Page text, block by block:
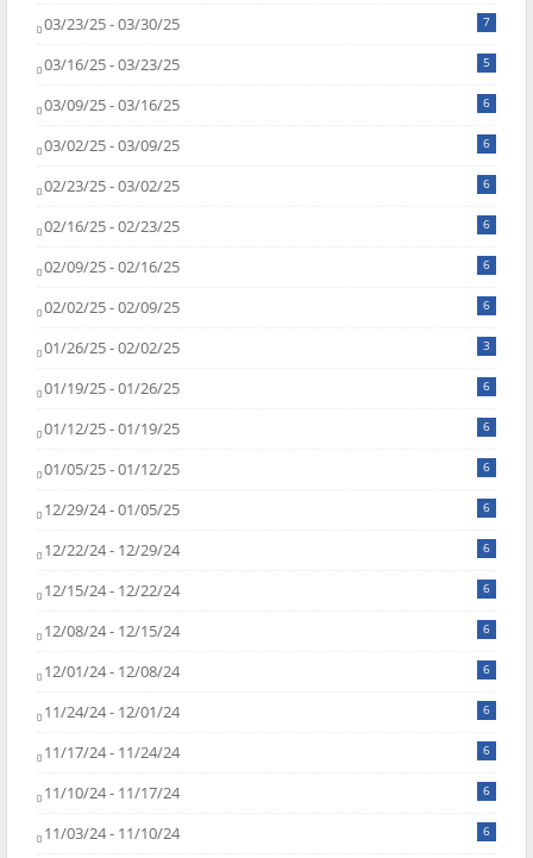
03/23/25 - 03/30/25 7
03/16/25 - 03/23/25 5
03/09/25 - 03/16/25 6
03/02/25 - 03/09/25 6
02/23/25 - 03/02/25 6
02/16/25 - 02/23/25 6
02/09/25 - 02/16/25 6
02/02/25 - 02/09/25 6
01/26/25 - 02/02/25 3
01/19/25 - 01/26/25 6
01/12/25 - 01/19/25 6
01/05/25 - 01/12/25 6
12/29/24 - 01/05/25 6
12/22/24 - 12/29/24 6
12/15/24 - 12/22/24 6
12/08/24 - 12/15/24 6
12/01/24 - 12/08/24 6
11/24/24 - 12/01/24 6
11/17/24 - 11/24/24 6
11/10/24 - 11/17/24 6
11/03/24 - 11/10/24 6